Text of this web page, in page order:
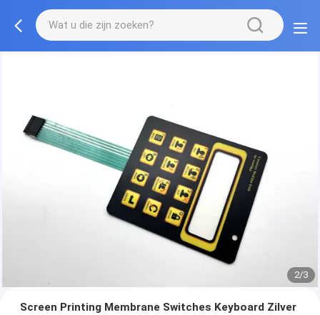
2/3
Screen Printing Membrane Switches Keyboard Zilver